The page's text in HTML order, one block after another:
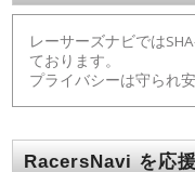
レーサーズナビでは
ております。
プライバシーは守られ
RacersNavi を応